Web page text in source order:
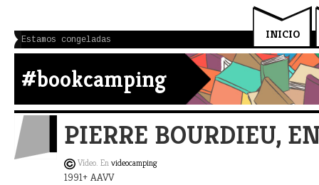
INICIO
Estamos congeladas
#bookcamping
PIERRE BOURDIEU,
Vídeo. Envideocamping
1991+ AAVV